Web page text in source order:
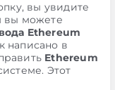
вы увидите
вы можете
Ethereum
написано в
Ethereum
Этот